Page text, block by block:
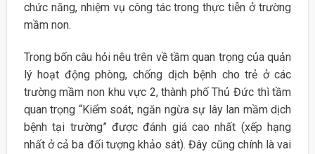
chức năng, nhiệm vụ công tác trong thực tiễn ở trường
mầm non.
Trong bốn câu hỏi nêu trên về tầm quan trọng của quản
lý hoạt động phòng, chống dịch bệnh cho trẻ ở các
trường mầm non khu vực 2, thành phố Thủ Đức thì tầm
quan trọng “Kiểm soát, ngăn ngừa sự lây lan mầm dịch
bệnh tại trường” được đánh giá cao nhất (xếp hạng
nhất ở cả ba đối tượng khảo sát). Đây cũng chính là vai